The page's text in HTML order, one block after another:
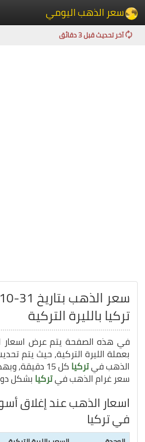
سعر الذهب اليومي
آخر تحديث قبل 3 دقائق
تركيا بالليرة التركية
في هذه الصفحة يتم عرض
بعملة الليرة التركية, حيث يتم
الذهب فيتركيا كل 15 دقيقة,
سعر غرام الذهب فيتركيا بشكل
اسعار الذهب عند إغلاق
في تركيا